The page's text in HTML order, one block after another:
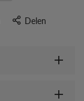
Delen